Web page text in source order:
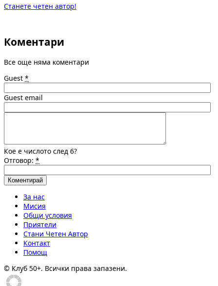
Станете четен автор!
Коментари
Все още няма коментари
Guest *
Guest email
Кое е числото след 6?
Отговор: *
За нас
Мисия
Общи условия
Приятели
Стани Четен Автор
Контакт
Помощ
© Клуб 50+. Всички права запазени.